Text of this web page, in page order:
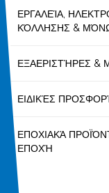
ΕΡΓΑΛΕΊΑ,
ΚΌΛΛΗΣΗΣ &
ΕΞΑΕΡΙΣΤΉΡΕΣ &
ΕΙΔΙΚΈΣ
ΕΠΟΧΙΑΚΆ
ΕΠΟΧΉ